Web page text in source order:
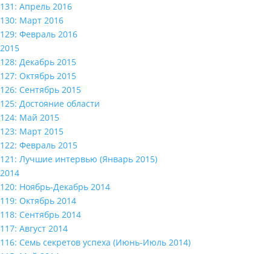
131: Апрель 2016
130: Март 2016
129: Февраль 2016
2015
128: Декабрь 2015
127: Октябрь 2015
126: Сентябрь 2015
125: Достояние области
124: Май 2015
123: Март 2015
122: Февраль 2015
121: Лучшие интервью (Январь 2015)
2014
120: Ноябрь-Декабрь 2014
119: Октябрь 2014
118: Сентябрь 2014
117: Август 2014
116: Семь секретов успеха (Июнь-Июль 2014)